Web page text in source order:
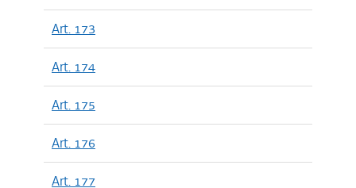
Art. 173
Art. 174
Art. 175
Art. 176
Art. 177